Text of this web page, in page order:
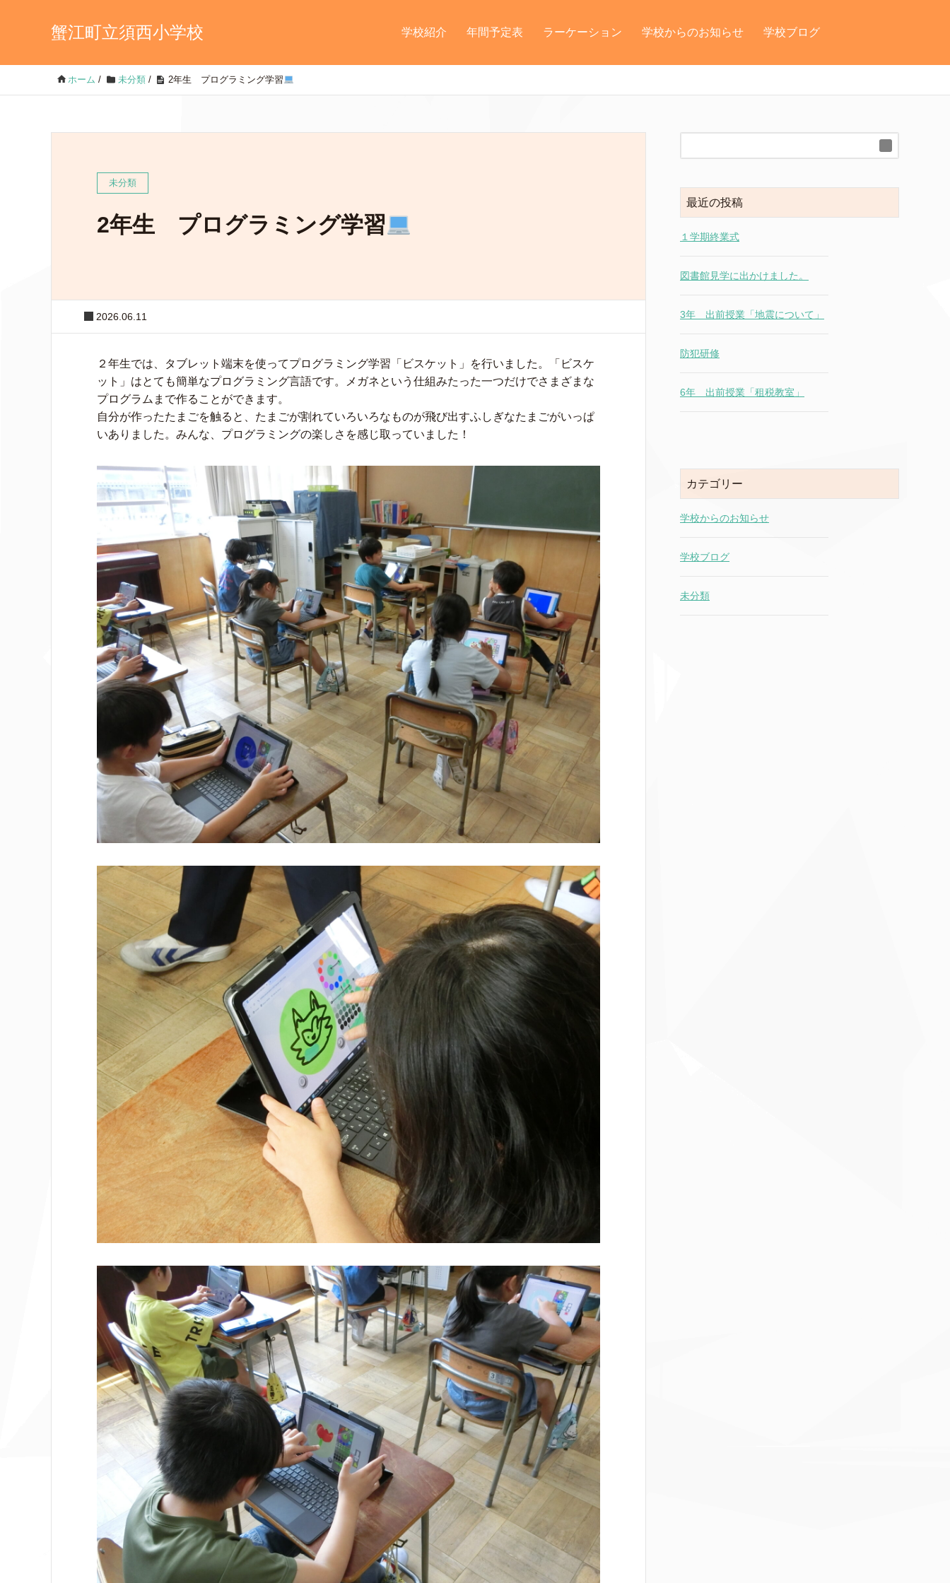
蟹江町立須西小学校 学校紹介 年間予定表 ラーケーション 学校からのお知らせ 学校ブログ
ホーム / 未分類 / 2年生 プログラミング学習
未分類
2年生 プログラミング学習
2026.06.11
２年生では、タブレット端末を使ってプログラミング学習「ビスケット」を行いました。「ビスケ
ット」はとても簡単なプログラミング言語です。メガネという仕組みたった一つだけでさまざまな
プログラムまで作ることができます。
自分が作ったたまごを触ると、たまごが割れていろいろなものが飛び出すふしぎなたまごがいっぱ
いありました。みんな、プログラミングの楽しさを感じ取っていました！
最近の投稿
１学期終業式
図書館見学に出かけました。
3年 出前授業「地震について」
防犯研修
6年 出前授業「租税教室」
カテゴリー
学校からのお知らせ
学校ブログ
未分類